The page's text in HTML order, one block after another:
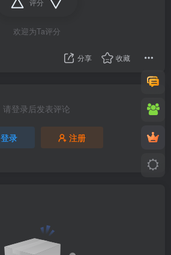
欢迎为Ta评分
分享 收藏
请登录后发表评论
登录 注册